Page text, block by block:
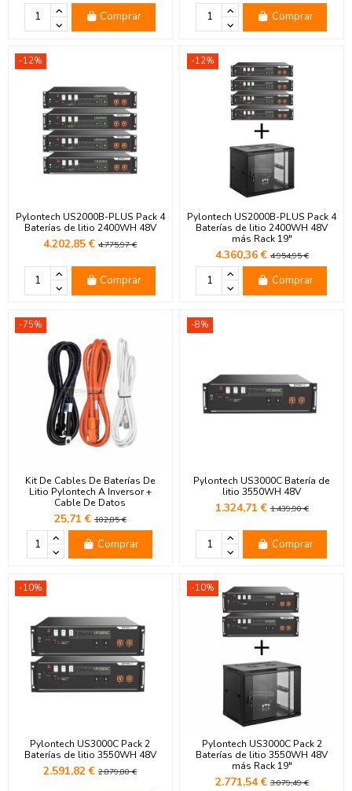
Comprar Comprar
-12%
Pylontech US2000B-PLUS Pack 4
Baterías de litio 2400WH 48V
4.202,85 €4.775,97 €
Comprar
-12%
Pylontech US2000B-PLUS Pack 4
Baterías de litio 2400WH 48V
más Rack 19"
4.360,36 €4.954,95 €
Comprar
-75%
Kit De Cables De Baterías De
Litio Pylontech A Inversor +
Cable De Datos
25,71 €102,85 €
Comprar
-8%
Pylontech US3000C Batería de
litio 3550WH 48V
1.324,71 €1.439,90 €
Comprar
-10%
Pylontech US3000C Pack 2
Baterías de litio 3550WH 48V
2.591,82 €2.879,80 €
-10%
Pylontech US3000C Pack 2
Baterías de litio 3550WH 48V
más Rack 19"
2.771,54 €3.079,49 €